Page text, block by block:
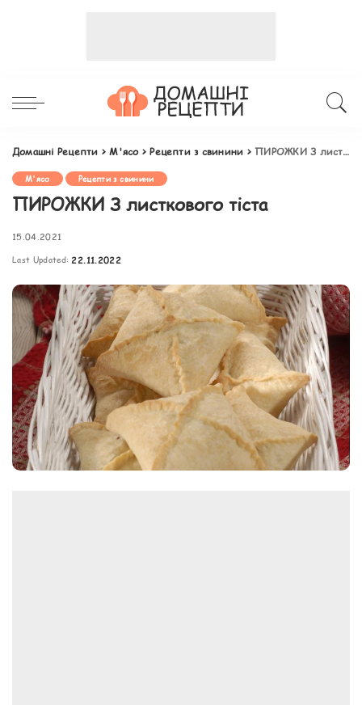
Домашні Рецепти >М'ясо>Рецепти з свинини >ПИРОЖКИ З листкового тіста
М'ясо Рецепти з свинини
ПИРОЖКИ З листкового тіста
15.04.2021
Last Updated: 22.11.2022